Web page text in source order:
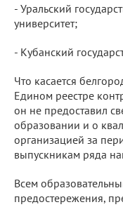
- Уральский
университет;
- Кубанский
Что касается
Едином реестре
он не предоставил
образовании и о
организацией за
выпускникам ряда
Всем
предостережения,